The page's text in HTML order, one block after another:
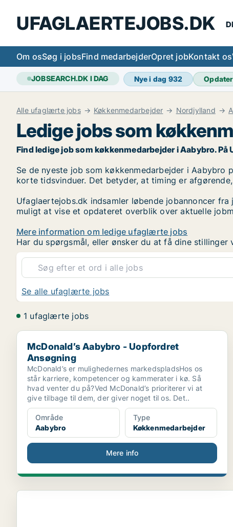
UFAGLAERTEJOBS.DK
Om osSøg i jobsFind medarbejderOpret jobKontakt os
JOBSEARCH.DK I DAG Nye i dag 932
Alle ufaglærte jobs Køkkenmedarbejder Nordjylland
Ledige jobs som
Find ledige job som køkkenmedarbejder i Aabybro.
Se de nyeste job som køkkenmedarbejder i
korte tidsvinduer. Det betyder, at timing er
Ufaglaertejobs.dk indsamler løbende jobannoncer
muligt at vise et opdateret overblik over aktuelle
Mere information om ledige ufaglærte jobs
Har du spørgsmål, eller ønsker du at få dine
Se alle ufaglærte jobs
1 ufaglærte jobs
McDonald’s Aabybro - Uopfordret Ansøgning
McDonald’s Aabybro - Uopfordret
Ansøgning
McDonald’s er mulighedernes markedspladsHos os
står karriere, kompetencer og kammerater i kø. Så
hvad venter du på?Ved McDonald’s prioriterer vi at
give tilbage til dem, der giver noget til os. Det..
Område
Aabybro
Type
Køkkenmedarbejder
Mere info